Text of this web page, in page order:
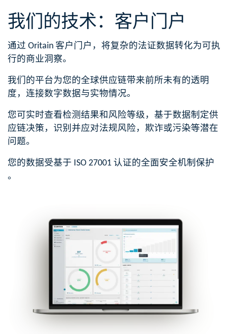
我们的技术： 客户门户
通过 Oritain 客户门户，将复杂的法证数据转化为可执
行的商业洞察​。
我们的平台为您的全球供应链带来前所未有​的透明
度，连接数字数据与实物情况​。
您可实时查看​检测结果和风险等级，基于数据制定​供
应链决策，识别并应对法规风险，欺诈或污染等潜在
问题​。
您的数据受基于 ISO 27001 认证的全面安全机制保护​
。